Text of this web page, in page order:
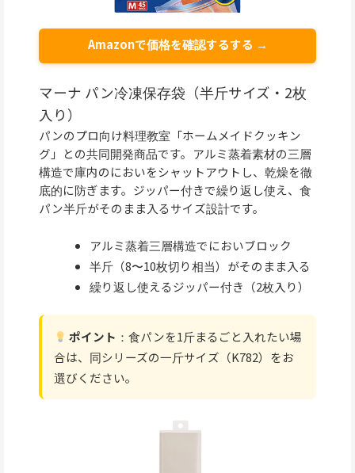
Amazonで価格を確認するする →
マーナ パン冷凍保存袋（半斤サイズ・2枚
入り）
パンのプロ向け料理教室「ホームメイドクッキン
グ」との共同開発商品です。アルミ蒸着素材の三層
構造で庫内のにおいをシャットアウトし、乾燥を徹
底的に防ぎます。ジッパー付きで繰り返し使え、食
パン半斤がそのまま入るサイズ設計です。
アルミ蒸着三層構造でにおいブロック
半斤（8〜10枚切り相当）がそのまま入る
繰り返し使えるジッパー付き（2枚入り）
ポイント ：食パンを1斤まるごと入れたい場
合は、同シリーズの一斤サイズ（K782）をお
選びください。